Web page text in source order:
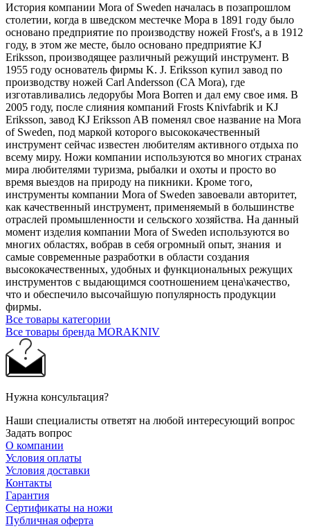
История компании Mora of Sweden началась в позапрошлом
столетии, когда в шведском местечке Мора в 1891 году было
основано предприятие по производству ножей Frost's, а в 1912
году, в этом же месте, было основано предприятие KJ
Eriksson, производящее различный режущий инструмент. В
1955 году основатель фирмы K. J. Eriksson купил завод по
производству ножей Carl Andersson (CA Mora), где
изготавливались ледорубы Mora Borren и дал ему свое имя. В
2005 году, после слияния компаний Frosts Knivfabrik и KJ
Eriksson, завод KJ Eriksson AB поменял свое название на Mora
of Sweden, под маркой которого высококачественный
инструмент сейчас известен любителям активного отдыха по
всему миру. Ножи компании используются во многих странах
мира любителями туризма, рыбалки и охоты и просто во
время выездов на природу на пикники. Кроме того,
инструменты компании Mora of Sweden завоевали авторитет,
как качественный инструмент, применяемый в большинстве
отраслей промышленности и сельского хозяйства. На данный
момент изделия компании Mora of Sweden используются во
многих областях, вобрав в себя огромный опыт, знания и
самые современные разработки в области создания
высококачественных, удобных и функциональных режущих
инструментов с выдающимся соотношением цена\качество,
что и обеспечило высочайшую популярность продукции
фирмы.
Все товары категории
Все товары бренда MORAKNIV
Нужна консультация?
Наши специалисты ответят на любой интересующий вопрос
Задать вопрос
О компании
Условия оплаты
Условия доставки
Контакты
Гарантия
Сертификаты на ножи
Публичная оферта